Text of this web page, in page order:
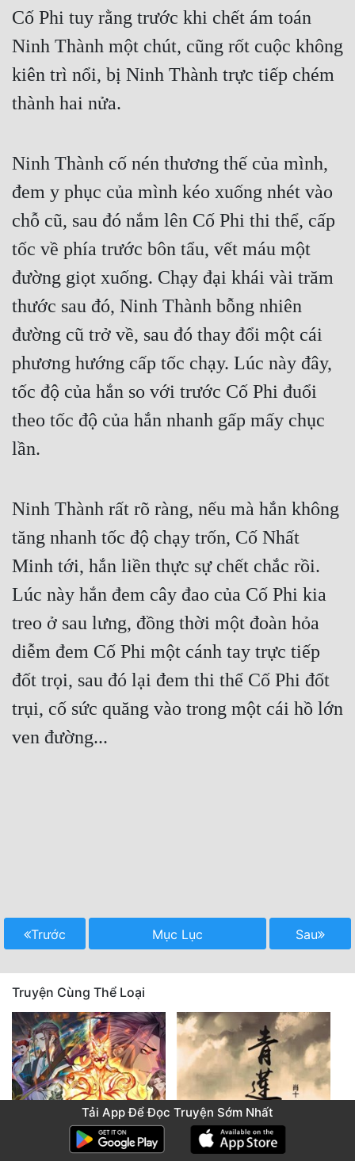
Cố Phi tuy rằng trước khi chết ám toán
Ninh Thành một chút, cũng rốt cuộc không
kiên trì nổi, bị Ninh Thành trực tiếp chém
thành hai nửa.
Ninh Thành cố nén thương thế của mình,
đem y phục của mình kéo xuống nhét vào
chỗ cũ, sau đó nắm lên Cố Phi thi thể, cấp
tốc về phía trước bôn tẩu, vết máu một
đường giọt xuống. Chạy đại khái vài trăm
thước sau đó, Ninh Thành bỗng nhiên
đường cũ trở về, sau đó thay đổi một cái
phương hướng cấp tốc chạy. Lúc này đây,
tốc độ của hắn so với trước Cố Phi đuổi
theo tốc độ của hắn nhanh gấp mấy chục
lần.
Ninh Thành rất rõ ràng, nếu mà hắn không
tăng nhanh tốc độ chạy trốn, Cố Nhất
Minh tới, hắn liền thực sự chết chắc rồi.
Lúc này hắn đem cây đao của Cố Phi kia
treo ở sau lưng, đồng thời một đoàn hỏa
diễm đem Cố Phi một cánh tay trực tiếp
đốt trọi, sau đó lại đem thi thể Cố Phi đốt
trụi, cố sức quăng vào trong một cái hồ lớn
ven đường...
Trước Mục Lục Sau
Truyện Cùng Thể Loại
Tải App Để Đọc Truyện Sớm Nhất